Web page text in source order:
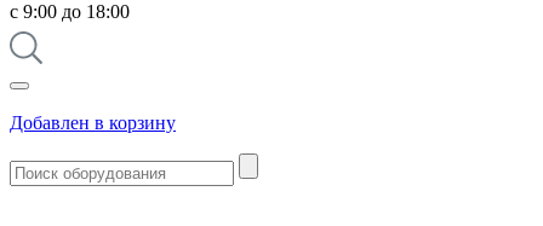
с 9:00 до 18:00
Добавлен в корзину